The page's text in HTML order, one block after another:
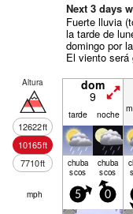
Next 3 days
Fuerte lluvia
la tarde de
domingo por
El viento será
Altura
12622ft
10165ft
7710ft
dom
9
tarde noche
chuba
scos
chuba
scos
mph 5 0